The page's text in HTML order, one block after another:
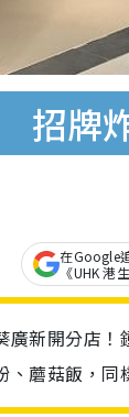
招牌
在Google
《UHK 港
新開分店！
蘑菇飯，同